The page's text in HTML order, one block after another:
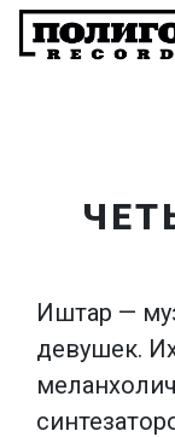
Иштар —
девушек.